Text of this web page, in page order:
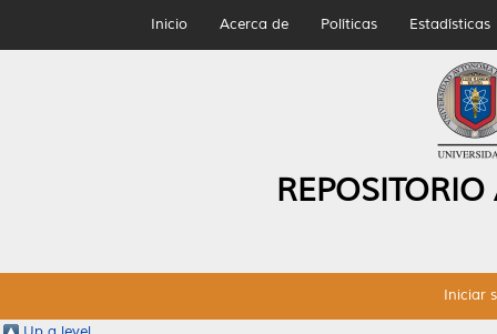
Inicio Acerca de Políticas Estadísticas
Iniciar